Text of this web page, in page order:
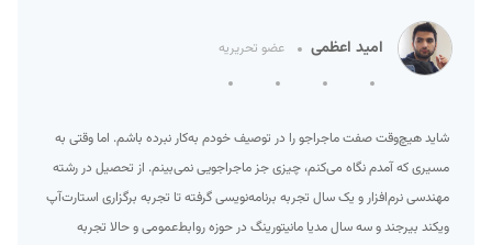
امید اعظمی عضو تحریریه
شاید هیچ‌وقت صفت ماجراجو را در توصیف خودم به‌کار نبرده‌ باشم. اما وقتی به
مسیری که آمدم نگاه می‌کنم، چیزی جز ماجراجویی نمی‌بینم. از تحصیل در رشته
مهندسی نرم‌افزار و یک سال تجربه برنامه‌نویسی گرفته تا تجربه برگزاری استارت‌آپ
ویکند بیرجند و سه سال مدیا مانیتورینگ در حوزه روابط‌عمومی و حالا تجربه